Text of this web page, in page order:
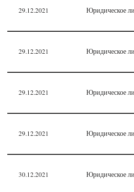
29.12.2021 Юридическое
29.12.2021 Юридическое
29.12.2021 Юридическое
29.12.2021 Юридическое
30.12.2021 Юридическое